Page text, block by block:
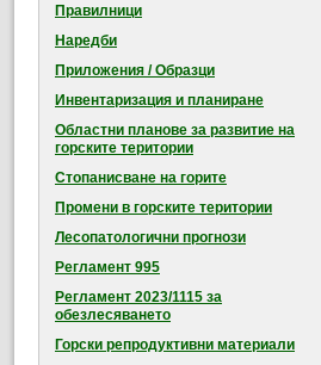
Правилници
Наредби
Приложения / Образци
Инвентаризация и планиране
Областни планове за развитие на
горските територии
Стопанисване на горите
Промени в горските територии
Лесопатологични прогнози
Регламент 995
Регламент 2023/1115 за
обезлесяването
Горски репродуктивни материали